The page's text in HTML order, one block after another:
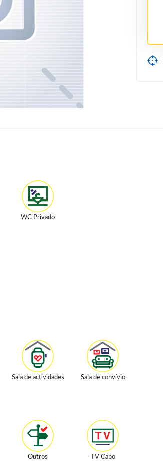
WC Privado
Sala de actividades Sala de convívio
Outros TV Cabo